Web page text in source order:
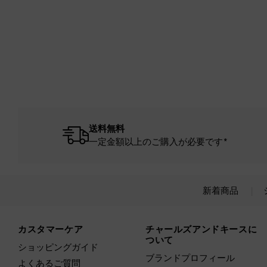
送料無料
一定金額以上のご購入が必要です*
新着商品
カスタマーケア
ショッピングガイド
よくあるご質問
チャールズアンドキースに
ついて
ブランドプロフィール